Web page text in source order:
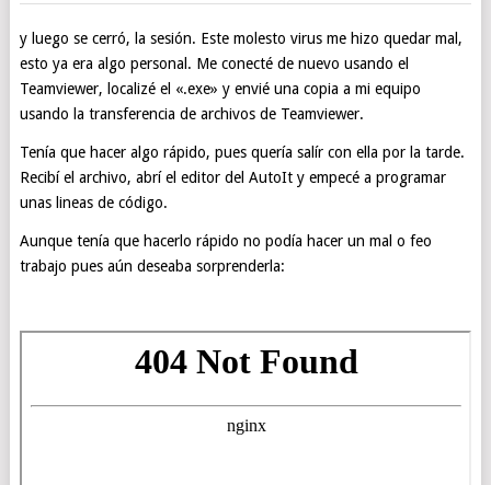
y luego se cerró, la sesión. Este molesto virus me hizo quedar mal,
esto ya era algo personal. Me conecté de nuevo usando el
Teamviewer, localizé el «.exe» y envié una copia a mi equipo
usando la transferencia de archivos de Teamviewer.
Tenía que hacer algo rápido, pues quería salír con ella por la tarde.
Recibí el archivo, abrí el editor del AutoIt y empecé a programar
unas lineas de código.
Aunque tenía que hacerlo rápido no podía hacer un mal o feo
trabajo pues aún deseaba sorprenderla: